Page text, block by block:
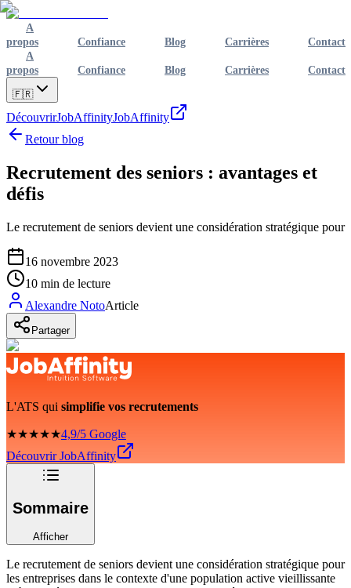
A
propos
Confiance Blog Carrières
Contact
A
propos
Confiance Blog Carrières Contact
🇫🇷
DécouvrirJobAffinityJobAffinity
Retour blog
Recrutement des seniors : avantages et
défis
Le recrutement de seniors devient une considération stratégique pour
16 novembre 2023
10 min de lecture
Alexandre NotoArticle
Partager
L'ATS qui simplifie vos recrutements
★★★★★4,9/5 Google
Découvrir JobAffinity
Sommaire
Afficher
Le recrutement de seniors devient une considération stratégique pour
les entreprises dans le contexte d'une population active vieillissante